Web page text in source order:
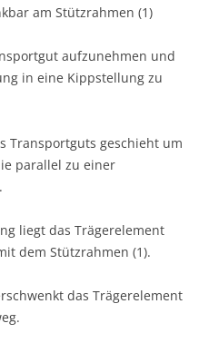
am Stützrahmen (1)
aufzunehmen und
in eine Kippstellung zu
Transportguts geschieht um
parallel zu einer
liegt das Trägerelement
dem Stützrahmen (1).
das Trägerelement